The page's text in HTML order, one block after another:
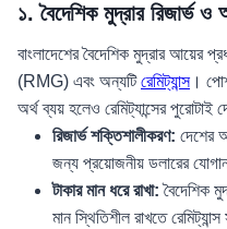
১. বৈদেশিক মুদ্রার রিজার্ভ ও
বাংলাদেশের বৈদেশিক মুদ্রার আয়ের
(RMG) এবং অন্যটিরেমিট্যান্স।
অর্থ ব্যয় হলেও রেমিট্যান্সের
রিজার্ভ শক্তিশালীকরণ: দেশের
জন্য প্রয়োজনীয় ডলারের যোগান
টাকার মান ধরে রাখা: বৈদেশিক
মান স্থিতিশীল রাখতে